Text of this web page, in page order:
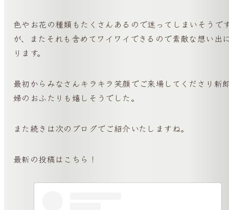
色やお花の種類もたくさんあるので迷ってしまいそうで
が、またそれも含めてワイワイできるので素敵な想い出
ります。
最初からみなさんキラキラ笑顔でご来場してくださり新
婦のおふたりも嬉しそうでした。
また続きは次のブログでご紹介いたしますね。
最新の投稿はこちら！